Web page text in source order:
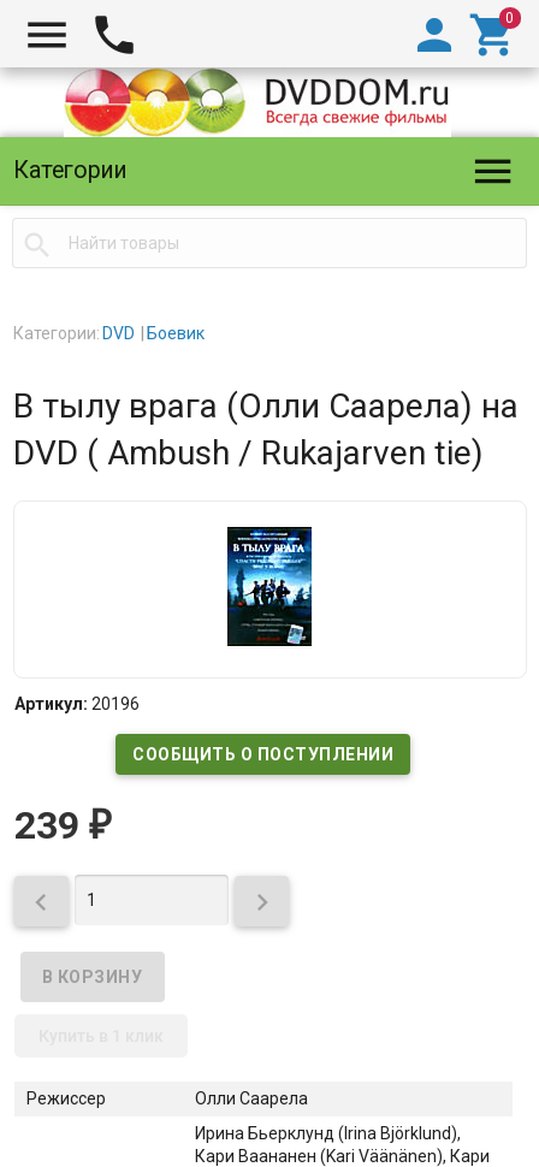
  

Категории 

Категории: DVD Боевик
В тылу врага (Олли Саарела) на
DVD ( Ambush / Rukajarven tie)
Артикул: 20196
СООБЩИТЬ О ПОСТУПЛЕНИИ
239 ₽
 
Режиссер Олли Саарела
Ирина Бьерклунд (Irina Björklund),
Кари Ваананен (Kari Väänänen), Кари